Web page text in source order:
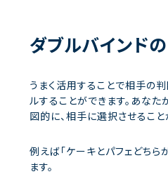
ダブルバインド
うまく活用することで相手の
ルすることができます。あな
図的に、相手に選択させること
例えば「ケーキとパフェどちら
ます。